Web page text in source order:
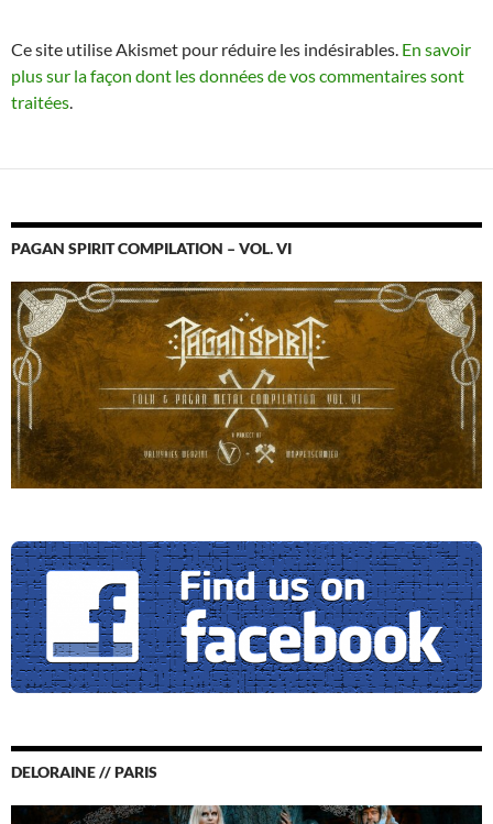
Ce site utilise Akismet pour réduire les indésirables. En savoir
plus sur la façon dont les données de vos commentaires sont
traitées.
PAGAN SPIRIT COMPILATION – VOL. VI
DELORAINE // PARIS